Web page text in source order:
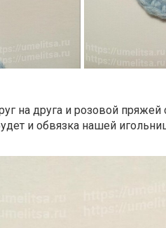
на друга и розовой
и обвязка нашей